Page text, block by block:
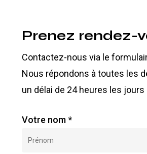
Prenez rendez-
Contactez-nous via le
Nous répondons à toutes les
un délai de 24 heures les jours
Votre nom*